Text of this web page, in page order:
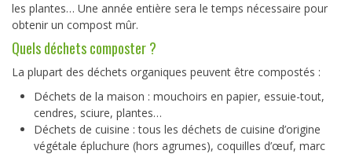
les plantes… Une année entière sera le temps nécessaire pour
obtenir un compost mûr.
Quels déchets composter ?
La plupart des déchets organiques peuvent être compostés :
Déchets de la maison : mouchoirs en papier, essuie-tout,
cendres, sciure, plantes…
Déchets de cuisine : tous les déchets de cuisine d’origine
végétale épluchure (hors agrumes), coquilles d’œuf, marc